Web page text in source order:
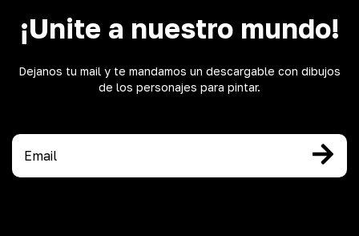
¡Unite a nuestro mundo!
Dejanos tu mail y te mandamos un descargable con dibujos
de los personajes para pintar.